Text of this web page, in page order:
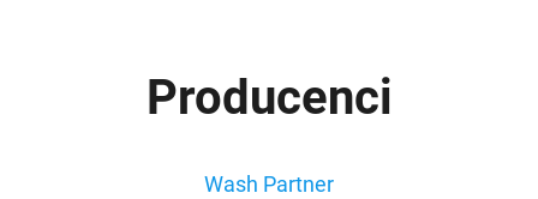
Producenci
Wash Partner